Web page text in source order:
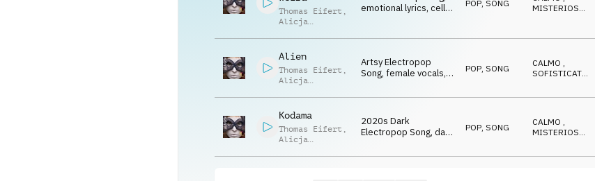
Thomas Eifert ,
Alicja
emotional lyrics, cello,
POP SONG
MISTERIOSO
MAGICO
Alien
Thomas Eifert ,
Alicja
Artsy Electropop
Song, female vocals,
experimental
POP SONG CALMO ,
SOFISTICATO
Kodama
Thomas Eifert ,
Alicja
2020s Dark
Electropop Song, dark
vocal melodies
POP SONG CALMO ,
MISTERIOSO